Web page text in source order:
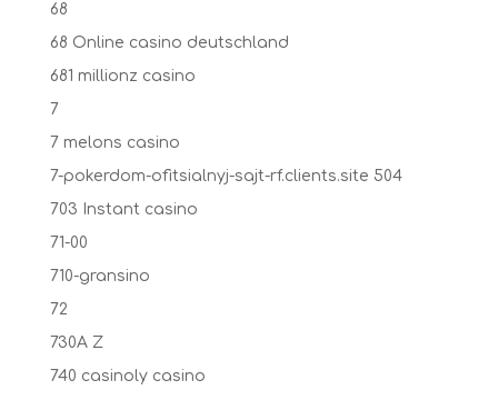
68
68 Online casino deutschland
681 millionz casino
7
7 melons casino
7-pokerdom-ofitsialnyj-sajt-rf.clients.site 504
703 Instant casino
71-00
710-gransino
72
730A Z
740 casinoly casino